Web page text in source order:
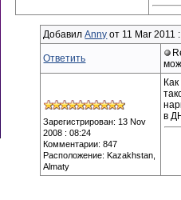
ДобавилAnny от 11 Mar 2011
Ответить
Зарегистрирован: 13 Nov
2008 : 08:24
Комментарии: 847
Расположение: Kazakhstan,
Almaty
в